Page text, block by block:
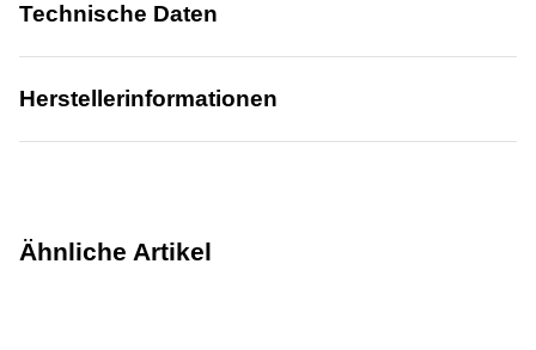
Technische Daten
Herstellerinformationen
Ähnliche Artikel